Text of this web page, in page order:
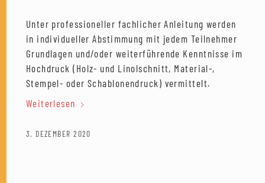
Unter professioneller fachlicher Anleitung werden
in individueller Abstimmung mit jedem Teilnehmer
Grundlagen und/oder weiterführende Kenntnisse im
Hochdruck (Holz- und Linolschnitt, Material-,
Stempel- oder Schablonendruck) vermittelt.
Weiterlesen
3. DEZEMBER 2020